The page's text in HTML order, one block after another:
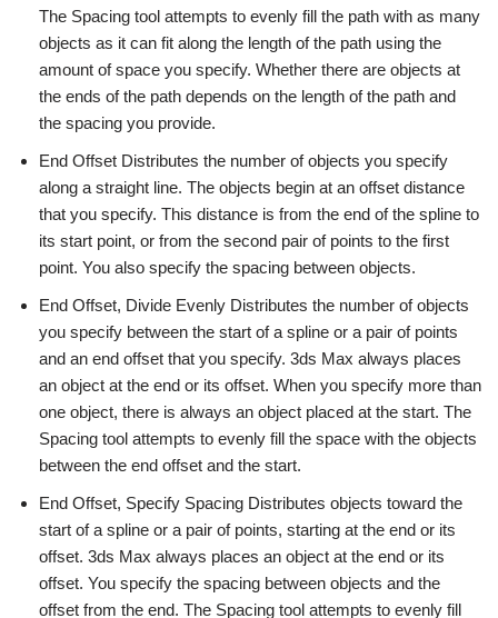
The Spacing tool attempts to evenly fill the path with as many
objects as it can fit along the length of the path using the
amount of space you specify. Whether there are objects at
the ends of the path depends on the length of the path and
the spacing you provide.
End Offset Distributes the number of objects you specify
along a straight line. The objects begin at an offset distance
that you specify. This distance is from the end of the spline to
its start point, or from the second pair of points to the first
point. You also specify the spacing between objects.
End Offset, Divide Evenly Distributes the number of objects
you specify between the start of a spline or a pair of points
and an end offset that you specify. 3ds Max always places
an object at the end or its offset. When you specify more than
one object, there is always an object placed at the start. The
Spacing tool attempts to evenly fill the space with the objects
between the end offset and the start.
End Offset, Specify Spacing Distributes objects toward the
start of a spline or a pair of points, starting at the end or its
offset. 3ds Max always places an object at the end or its
offset. You specify the spacing between objects and the
offset from the end. The Spacing tool attempts to evenly fill